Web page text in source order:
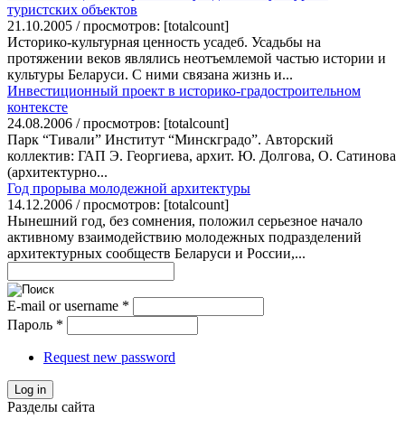
туристских объектов
21.10.2005 / просмотров: [totalcount]
Историко-культурная ценность усадеб. Усадьбы на
протяжении веков являлись неотъемлемой частью истории и
культуры Беларуси. С ними связана жизнь и...
Инвестиционный проект в историко-градостроительном
контексте
24.08.2006 / просмотров: [totalcount]
Парк “Тивали” Институт “Минскградо”. Авторский
коллектив: ГАП Э. Георгиева, архит. Ю. Долгова, О. Сатинова
(архитектурно...
Год прорыва молодежной архитектуры
14.12.2006 / просмотров: [totalcount]
Нынешний год, без сомнения, положил серьезное начало
активному взаимодействию молодежных подразделений
архитектурных сообществ Беларуси и России,...
E-mail or username *
Пароль *
Request new password
Log in
Разделы сайта